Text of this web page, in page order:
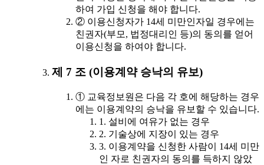
하여 가입 신청을 해야 합니다.
② 이용신청자가 14세 미만인자일 경우에는
친권자(부모, 법정대리인 등)의 동의를 얻어
이용신청을 하여야 합니다.
제 7 조 (이용계약 승낙의 유보)
① 교육정보원은 다음 각 호에 해당하는 경우
에는 이용계약의 승낙을 유보할 수 있습니다.
1. 설비에 여유가 없는 경우
2. 기술상에 지장이 있는 경우
3. 이용계약을 신청한 사람이 14세 미만
인 자로 친권자의 동의를 득하지 않았